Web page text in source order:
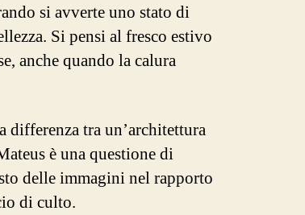
si avverte uno stato di
Si pensi al fresco estivo
anche quando la calura
tra un’architettura
è una questione di
delle immagini nel rapporto
di culto.